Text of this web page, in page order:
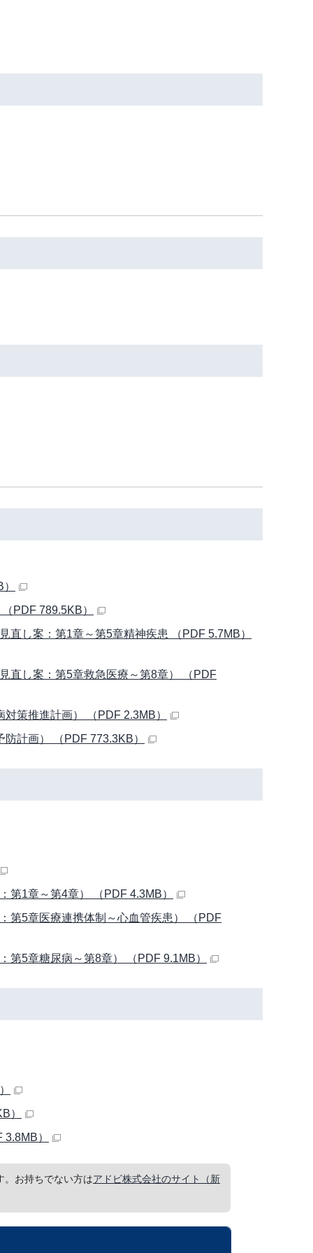
PDF 789.5KB）
し案：第1章～第5章精神疾患 （PDF 5.7MB）
し案：第5章救急医療～第8章） （PDF
推進計画） （PDF 2.3MB）
計画） （PDF 773.3KB）
1章～第4章） （PDF 4.3MB）
5章医療連携体制～心血管疾患） （PDF
5章糖尿病～第8章） （PDF 9.1MB）
）
）
。お持ちでない方はアドビ株式会社のサイト（新